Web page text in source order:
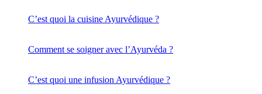
C’est quoi la cuisine Ayurvédique ?
Comment se soigner avec l’Ayurvéda ?
C’est quoi une infusion Ayurvédique ?